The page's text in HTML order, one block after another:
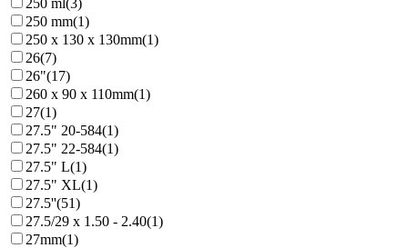
250 mm(1)
250 x 130 x 130mm(1)
26(7)
26"(17)
260 x 90 x 110mm(1)
27(1)
27.5" 20-584(1)
27.5" 22-584(1)
27.5" L(1)
27.5" XL(1)
27.5''(51)
27.5/29 x 1.50 - 2.40(1)
27mm(1)